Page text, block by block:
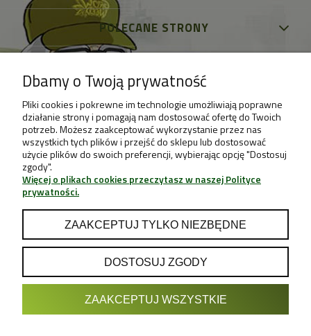
POLECANE STRONY
Projekt & Support:GRUPA
POKAŻ PEŁNĄ WERSJĘ STRONY
Sklep internetowy Shoper.pl
Dbamy o Twoją prywatność
Pliki cookies i pokrewne im technologie umożliwiają poprawne
działanie strony i pomagają nam dostosować ofertę do Twoich
potrzeb. Możesz zaakceptować wykorzystanie przez nas
wszystkich tych plików i przejść do sklepu lub dostosować
użycie plików do swoich preferencji, wybierając opcję "Dostosuj
zgody".
Więcej o plikach cookies przeczytasz w naszej Polityce
prywatności.
ZAAKCEPTUJ TYLKO NIEZBĘDNE
DOSTOSUJ ZGODY
ZAAKCEPTUJ WSZYSTKIE